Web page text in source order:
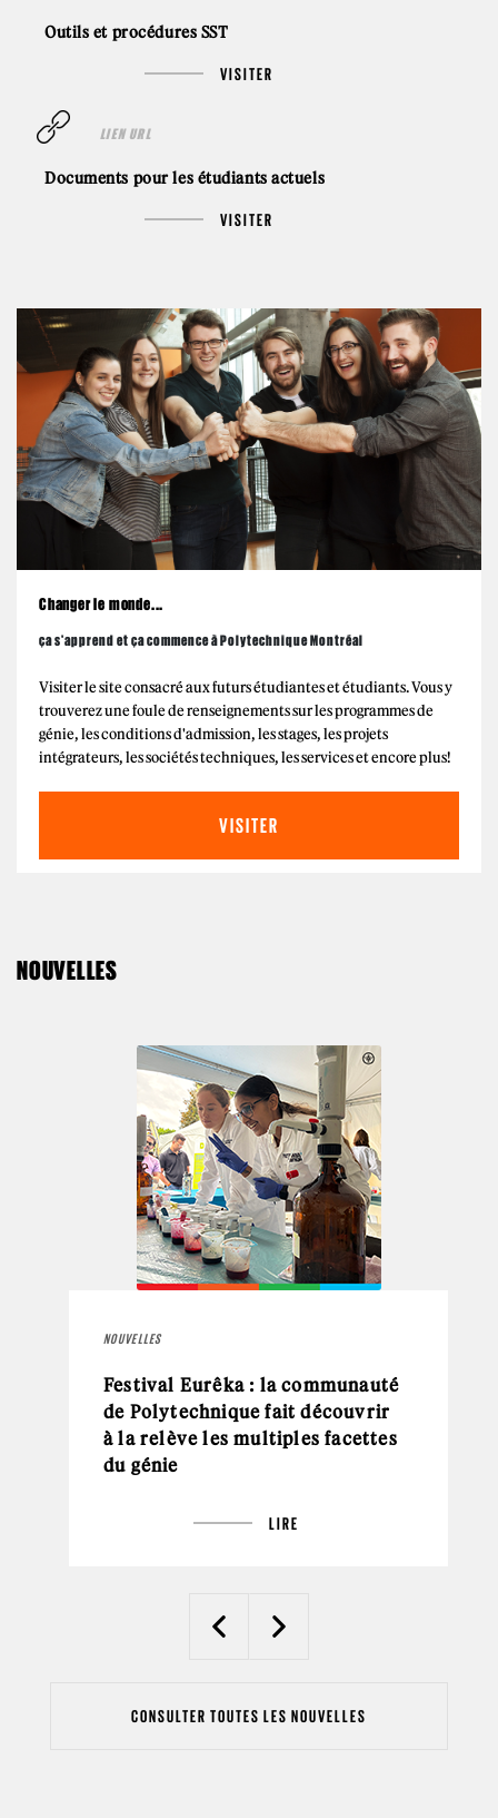
Outils et procédures SST
VISITER
LIEN URL
Documents pour les étudiants actuels
VISITER
Changer le monde...
ça s'apprend et ça commence à Polytechnique Montréal
Visiter le site consacré aux futurs étudiantes et étudiants. Vous y
trouverez une foule de renseignements sur les programmes de
génie, les conditions d'admission, les stages, les projets
intégrateurs, les sociétés techniques, les services et encore plus!
VISITER
NOUVELLES
NOUVELLES
Festival Eurêka : la communauté
de Polytechnique fait découvrir
à la relève les multiples facettes
du génie
LIRE
PreviousNext
CONSULTER TOUTES LES NOUVELLES